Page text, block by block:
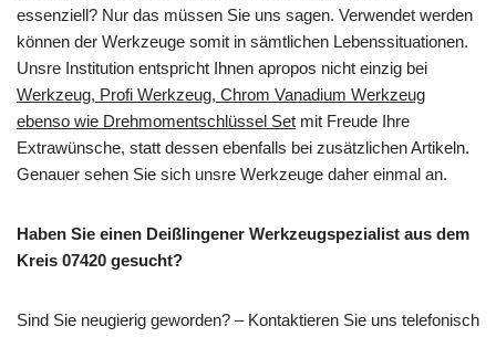
essenziell? Nur das müssen Sie uns sagen. Verwendet werden
können der Werkzeuge somit in sämtlichen Lebenssituationen.
Unsre Institution entspricht Ihnen apropos nicht einzig bei
Werkzeug, Profi Werkzeug, Chrom Vanadium Werkzeug
ebenso wie Drehmomentschlüssel Set mit Freude Ihre
Extrawünsche, statt dessen ebenfalls bei zusätzlichen Artikeln.
Genauer sehen Sie sich unsre Werkzeuge daher einmal an.
Haben Sie einen Deißlingener Werkzeugspezialist aus dem
Kreis 07420 gesucht?
Sind Sie neugierig geworden? – Kontaktieren Sie uns telefonisch